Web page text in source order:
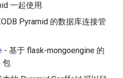
一起使用.
Pyramid 的数据库连接管
- 基于 flask-mongoengine 的
包